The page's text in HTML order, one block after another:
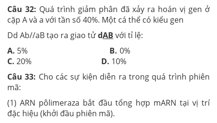
Câu 32: Quá trình giảm phân đã xảy ra hoán vị gen ở
cặp A và a với tần số 40%. Một cá thể có kiểu gen
Dd Ab//aB tạo ra giao tửdAB với tỉ lệ:
A. 5% B. 0%
C. 20% D. 10%
Câu 33: Cho các sự kiện diễn ra trong quá trình phiên
mã:
(1) ARN pôlimeraza bắt đầu tổng hợp mARN tại vị trí
đặc hiệu (khởi đầu phiên mã).